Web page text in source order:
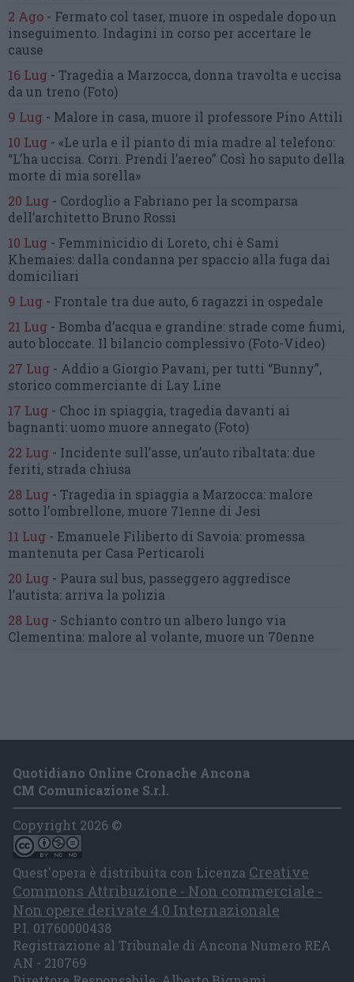
2 Ago - Fermato col taser, muore in ospedale dopo un
inseguimento. Indagini in corso per accertare le
cause
16 Lug - Tragedia a Marzocca, donna travolta e uccisa
da un treno (Foto)
9 Lug - Malore in casa, muore il professore Pino Attili
10 Lug - «Le urla e il pianto di mia madre al telefono:
“L’ha uccisa. Corri. Prendi l’aereo” Così ho saputo della
morte di mia sorella»
20 Lug - Cordoglio a Fabriano per la scomparsa
dell’architetto Bruno Rossi
10 Lug - Femminicidio di Loreto, chi è Sami
Khemaies: dalla condanna per spaccio alla fuga dai
domiciliari
9 Lug - Frontale tra due auto, 6 ragazzi in ospedale
21 Lug - Bomba d’acqua e grandine: strade come fiumi,
auto bloccate. Il bilancio complessivo (Foto-Video)
27 Lug - Addio a Giorgio Pavani, per tutti “Bunny”,
storico commerciante di Lay Line
17 Lug - Choc in spiaggia, tragedia davanti ai
bagnanti:uomo muore annegato (Foto)
22 Lug - Incidente sull’asse, un’auto ribaltata: due
feriti, strada chiusa
28 Lug - Tragedia in spiaggia a Marzocca: malore
sotto l’ombrellone, muore 71enne di Jesi
11 Lug - Emanuele Filiberto di Savoia: promessa
mantenuta per Casa Perticaroli
20 Lug - Paura sul bus, passeggero aggredisce
l’autista: arriva la polizia
28 Lug - Schianto contro un albero lungo via
Clementina: malore al volante, muore un 70enne
Quotidiano Online Cronache Ancona
CM Comunicazione S.r.l.
Copyright 2026 ©
Quest'opera è distribuita con Licenza Creative
Commons Attribuzione - Non commerciale -
Non opere derivate 4.0 Internazionale
P.I. 01760000438
Registrazione al Tribunale di Ancona Numero REA
AN - 210769